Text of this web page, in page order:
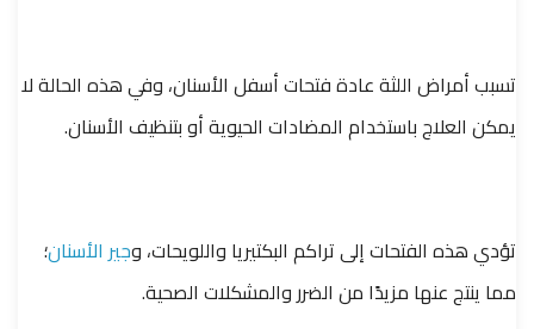
تسبب أمراض اللثة عادة فتحات أسفل الأسنان، وفي هذه الحالة لا
يمكن العلاج باستخدام المضادات الحيوية أو بتنظيف الأسنان.
تؤدي هذه الفتحات إلى تراكم البكتيريا واللويحات، وجير الأسنان؛
مما ينتج عنها مزيدًا من الضرر والمشكلات الصحية.